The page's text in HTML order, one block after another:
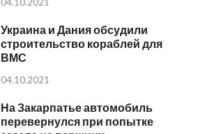
Украина и Дания обсудили
строительство кораблей для
ВМС
04.10.2021
На Закарпатье автомобиль
перевернулся при попытке